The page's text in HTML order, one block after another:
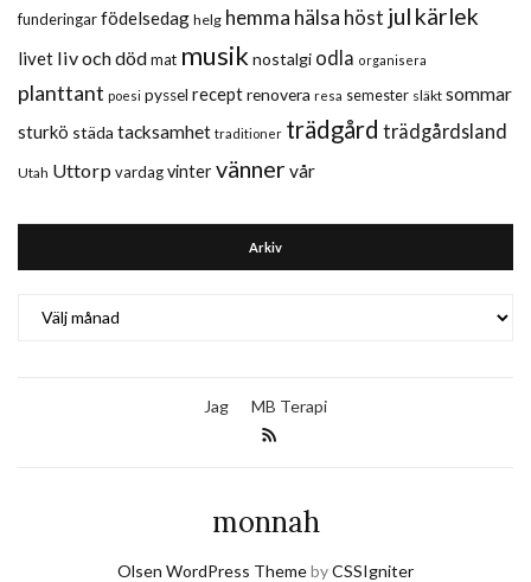
funderingarfödelsedag helg hemma hälsa höst jul kärlek
livet liv och dödmat musik nostalgi odla organisera
planttant poesi pyssel receptrenovera resa semester släkt sommar
sturkö städa tacksamhet traditioner trädgård trädgårdsland
Utah Uttorp vardagvintervänner vår
Arkiv
Jag MB Terapi
monnah
Olsen WordPress ThemebyCSSIgniter